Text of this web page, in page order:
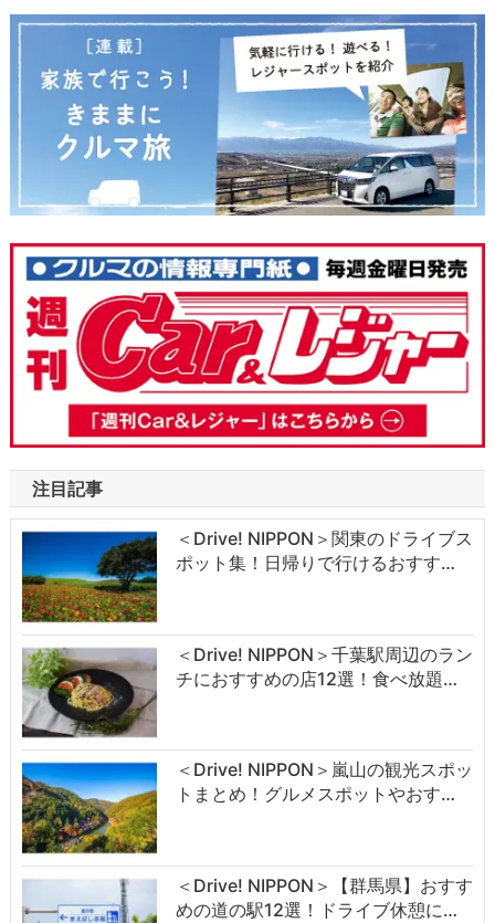
注目記事
＜Drive! NIPPON＞関東のドライブス
ポット集！日帰りで行けるおすす…
＜Drive! NIPPON＞千葉駅周辺のラン
チにおすすめの店12選！食べ放題…
＜Drive! NIPPON＞嵐山の観光スポッ
トまとめ！グルメスポットやおす…
＜Drive! NIPPON＞【群馬県】おすす
めの道の駅12選！ドライブ休憩に…